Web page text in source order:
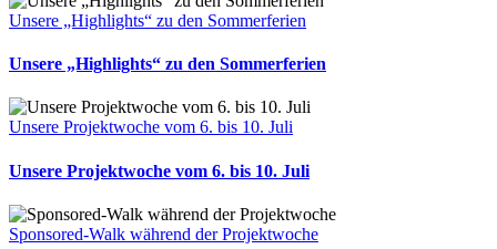
Unsere „Highlights“ zu den Sommerferien
Unsere „Highlights“ zu den Sommerferien
Unsere Projektwoche vom 6. bis 10. Juli
Unsere Projektwoche vom 6. bis 10. Juli
Sponsored-Walk während der Projektwoche